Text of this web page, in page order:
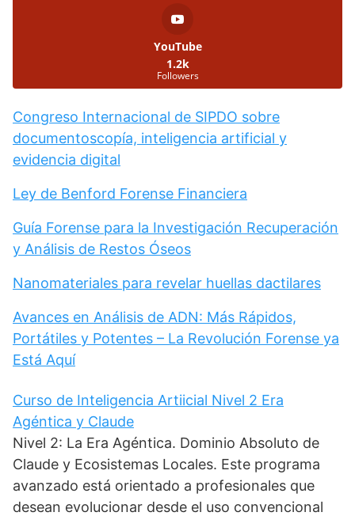
YouTube
1.2k
Followers
Congreso Internacional de SIPDO sobre
documentoscopía, inteligencia artificial y
evidencia digital
Ley de Benford Forense Financiera
Guía Forense para la Investigación Recuperación
y Análisis de Restos Óseos
Nanomateriales para revelar huellas dactilares
Avances en Análisis de ADN: Más Rápidos,
Portátiles y Potentes – La Revolución Forense ya
Está Aquí
Curso de Inteligencia Artiicial Nivel 2 Era
Agéntica y Claude
Nivel 2: La Era Agéntica. Dominio Absoluto de
Claude y Ecosistemas Locales. Este programa
avanzado está orientado a profesionales que
desean evolucionar desde el uso convencional